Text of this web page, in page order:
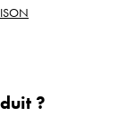
?